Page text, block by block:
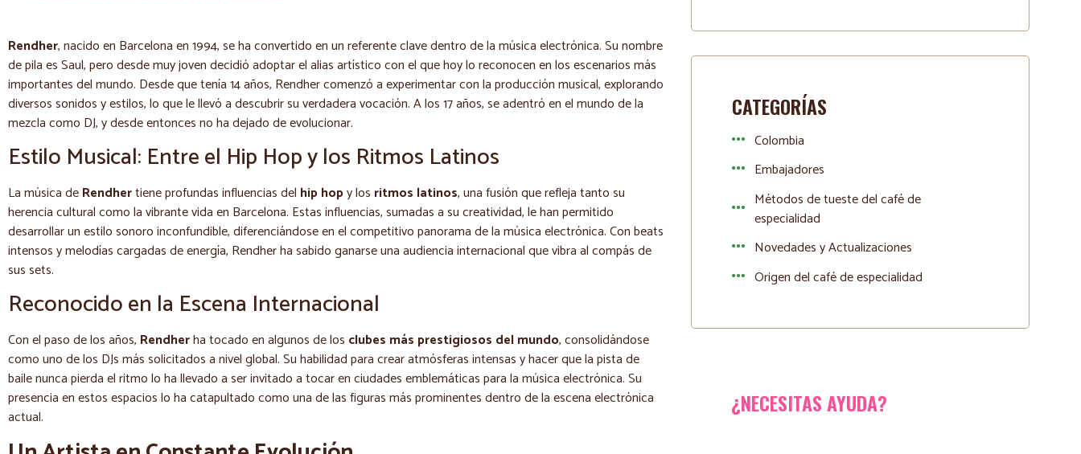
Rendher, nacido en Barcelona en 1994, se ha convertido en un referente clave dentro de la música electrónica. Su nombre
de pila es Saul, pero desde muy joven decidió adoptar el alias artístico con el que hoy lo reconocen en los escenarios más
importantes del mundo. Desde que tenía 14 años, Rendher comenzó a experimentar con la producción musical, explorando
diversos sonidos y estilos, lo que le llevó a descubrir su verdadera vocación. A los 17 años, se adentró en el mundo de la
mezcla como DJ, y desde entonces no ha dejado de evolucionar.
Estilo Musical: Entre el Hip Hop y los Ritmos Latinos
La música deRendhertiene profundas influencias del hip hopy los ritmos latinos, una fusión que refleja tanto su
herencia cultural como la vibrante vida en Barcelona. Estas influencias, sumadas a su creatividad, le han permitido
desarrollar un estilo sonoro inconfundible, diferenciándose en el competitivo panorama de la música electrónica. Con beats
intensos y melodías cargadas de energía, Rendher ha sabido ganarse una audiencia internacional que vibra al compás de
sus sets.
Reconocido en la Escena Internacional
Con el paso de los años, Rendherha tocado en algunos de los clubes más prestigiosos del mundo, consolidándose
como uno de los DJs más solicitados a nivel global. Su habilidad para crear atmósferas intensas y hacer que la pista de
baile nunca pierda el ritmo lo ha llevado a ser invitado a tocar en ciudades emblemáticas para la música electrónica. Su
presencia en estos espacios lo ha catapultado como una de las figuras más prominentes dentro de la escena electrónica
actual.
CATEGORÍAS
Colombia
Embajadores
Métodos de tueste del café de
especialidad
Novedades y Actualizaciones
Origen del café de especialidad
¿NECESITAS AYUDA?